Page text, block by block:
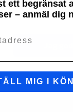
medier-koppling
ett begränsat
– anmäl dig
MIG I KÖN